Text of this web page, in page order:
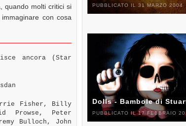
quando molti critici si
con cosa
ancora (Star
Fisher, Billy
Prowse, Peter
Bulloch, John
PUBBLICATO IL 31 MARZO 2004
Dolls - Bambole di
PUBBLICATO IL 17 FEBBRAIO